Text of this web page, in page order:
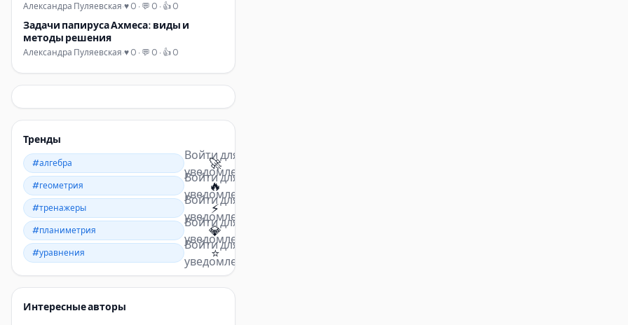
Александра Пуляевская·♥ 0 · 💬 0 · 👍 0
Задачи папируса Ахмеса: виды и
методы решения
Александра Пуляевская·♥ 0 · 💬 0 · 👍 0
Тренды
#алгебра
Войти для
уведомлений
🚀
#геометрия
Войти для
уведомлений
🔥
#тренажеры
Войти для
уведомлений
⚡
#планиметрия
Войти для
уведомлений
💎
#уравнения
Войти для
уведомлений
⭐
Интересные авторы